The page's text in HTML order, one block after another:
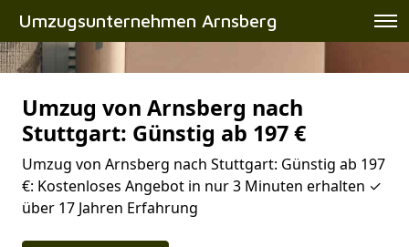
Umzugsunternehmen Arnsberg
Umzug von Arnsberg nach
Stuttgart: Günstig ab 197 €
Umzug von Arnsberg nach Stuttgart: Günstig ab 197
€: Kostenloses Angebot in nur 3 Minuten erhalten ✓
über 17 Jahren Erfahrung